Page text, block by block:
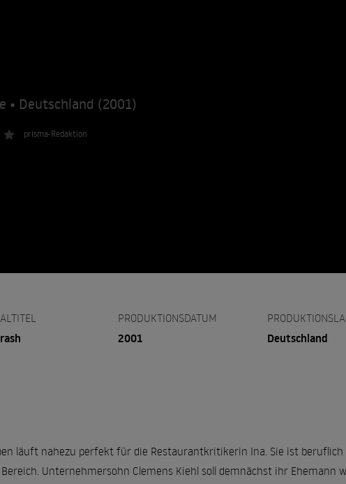
• Deutschland (2001)
prisma-Redaktion
PRODUKTIONSDATUM
2001 Deutschland
läuft nahezu perfekt für die Restaurantkritikerin Ina. Sie ist
Unternehmersohn Clemens Kiehl soll demnächst ihr Ehemann